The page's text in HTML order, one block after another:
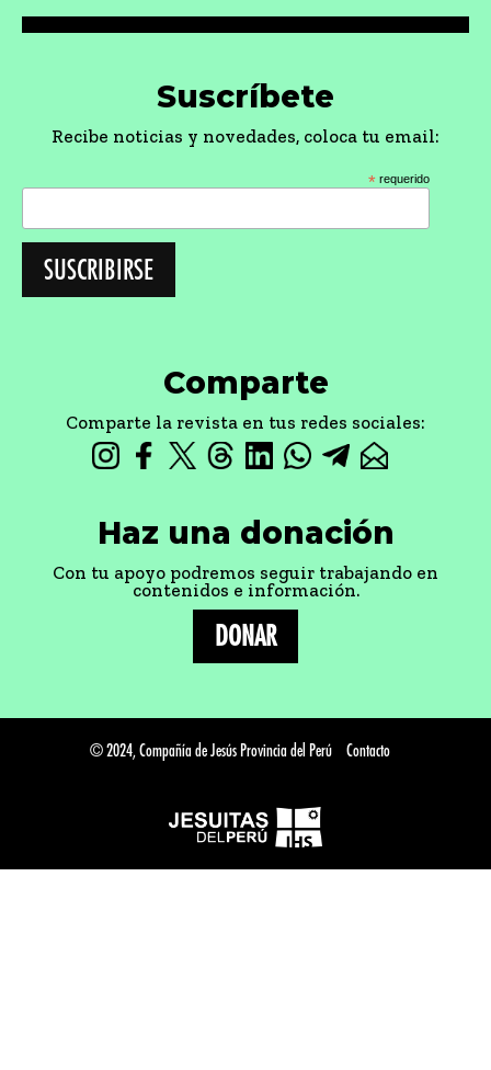
Suscríbete
Recibe noticias y novedades, coloca tu email:
* requerido
Comparte
Comparte la revista en tus redes sociales:
Haz una donación
Con tu apoyo podremos seguir trabajando en
contenidos e información.
DONAR
© 2024, Compañía de Jesús Provincia del Perú Contacto